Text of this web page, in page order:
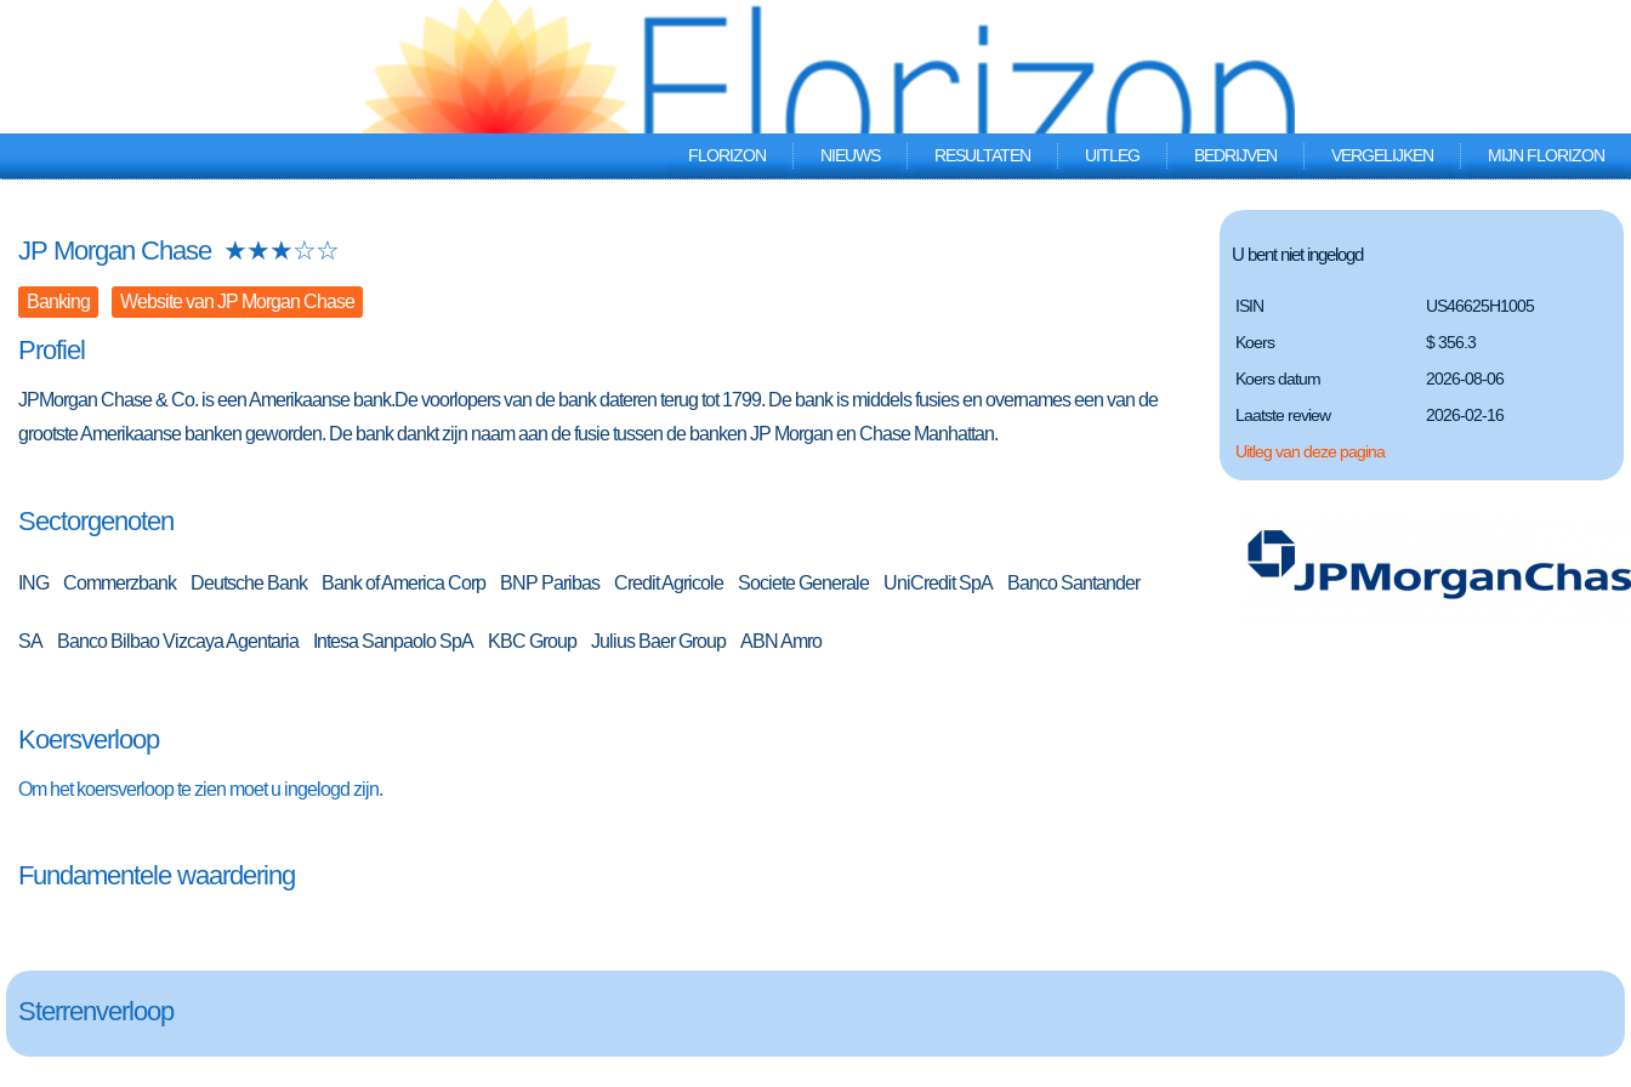
FLORIZON NIEUWS RESULTATEN UITLEG BEDRIJVEN VERGELIJKEN MIJN FLORIZON
JP Morgan Chase ★★★☆☆
Banking Website van JP Morgan Chase
Profiel
JPMorgan Chase & Co. is een Amerikaanse bank.De voorlopers van de bank dateren terug tot 1799. De bank is middels fusies en overnames een van de
grootste Amerikaanse banken geworden. De bank dankt zijn naam aan de fusie tussen de banken JP Morgan en Chase Manhattan.
U bent niet ingelogd
ISIN
US46625H1005
Koers
$ 356.3
Koers datum
2026-08-06
Laatste review
2026-02-16
Uitleg van deze pagina
Sectorgenoten
ING Commerzbank Deutsche Bank Bank of America Corp BNP Paribas Credit Agricole Societe Generale UniCredit SpA Banco Santander
SA Banco Bilbao Vizcaya Agentaria Intesa Sanpaolo SpA KBC Group Julius Baer Group ABN Amro
Koersverloop
Om het koersverloop te zien moet u ingelogd zijn.
Fundamentele waardering
Sterrenverloop